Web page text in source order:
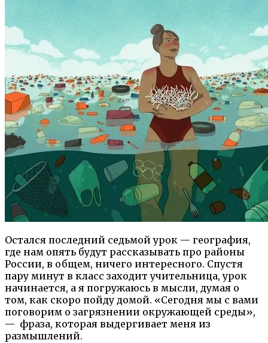
Остался последний седьмой урок — география,
где нам опять будут рассказывать про районы
России, в общем, ничего интересного. Спустя
пару минут в класс заходит учительница, урок
начинается, а я погружаюсь в мысли, думая о
том, как скоро пойду домой. «Сегодня мы с вами
поговорим о загрязнении окружающей среды»,
— фраза, которая выдергивает меня из
размышлений.